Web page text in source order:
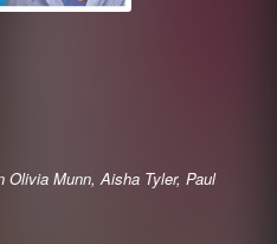
Olivia Munn, Aisha Tyler, Paul